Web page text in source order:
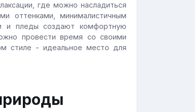
где можно насладиться
оттенками, минималистичным
и пледы создают комфортную
провести время со своими
стиле - идеальное место для